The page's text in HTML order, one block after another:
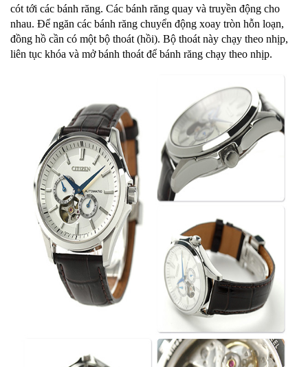
cót tới các bánh răng. Các bánh răng quay và truyền động cho
nhau. Để ngăn các bánh răng chuyển động xoay tròn hỗn loạn,
đồng hồ cần có một bộ thoát (hồi). Bộ thoát này chạy theo nhịp,
liên tục khóa và mở bánh thoát để bánh răng chạy theo nhịp.